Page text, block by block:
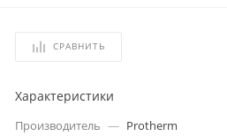
СРАВНИТЬ
Характеристики
Производитель — Protherm